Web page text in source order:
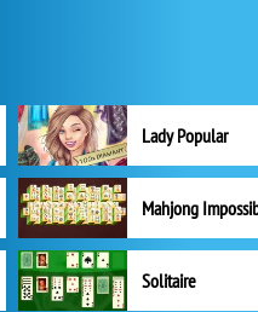
Lady Popular
Mahjong
Solitaire